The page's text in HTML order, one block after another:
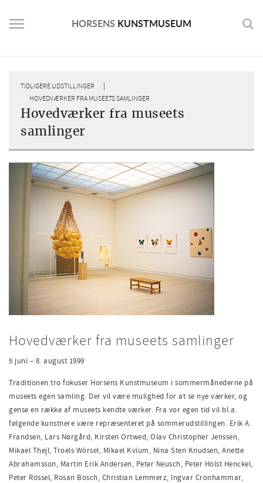
content
HORSENS KUNSTMUSEUM
TIDLIGERE UDSTILLINGER |
HOVEDVÆRKER FRA MUSEETS SAMLINGER
Hovedværker fra museets
samlinger
Hovedværker fra museets samlinger
5 juni – 8. august 1999
Traditionen tro fokuser Horsens Kunstmuseum i sommermånederne på
museets egen samling. Der vil være mulighed for at se nye værker, og
gense en række af museets kendte værker. Fra vor egen tid vil bl.a.
følgende kunstnere være repræsenteret på sommerudstillingen. Erik A.
Frandsen, Lars Nørgård, Kirsten Ortwed, Olav Christopher Jenssen,
Mikael Thejl, Troels Wörsel, Mikael Kvium, Nina Sten Knudsen, Anette
Abrahamsson, Martin Erik Andersen, Peter Neusch, Peter Holst Henckel,
Peter Rössel, Rosan Bosch, Christian Lemmerz, Ingvar Cronhammar,